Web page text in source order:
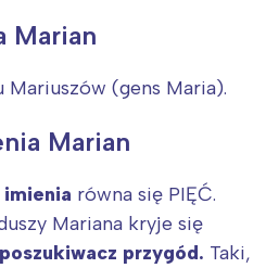
Marian
(gens Maria).
Marian
imienia równa się PIĘĆ.
Mariana kryje się
przygód. Taki,